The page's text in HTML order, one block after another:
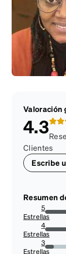
Valoración
4.3
Clientes
Escribe
Resumen
5
Estrellas
4
Estrellas
3
Estrellas